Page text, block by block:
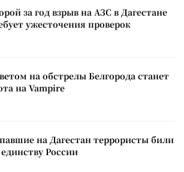
за год взрыв на АЗС в Дагестане
ужесточения проверок
на обстрелы Белгорода станет
на Vampire
на Дагестан террористы били
России